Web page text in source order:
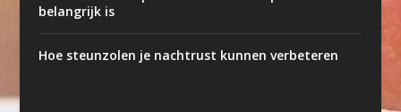
belangrijk is
Hoe steunzolen je nachtrust kunnen verbeteren